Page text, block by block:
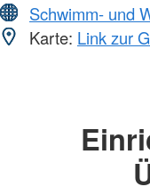
Schwimm- und
Karte: Link zur